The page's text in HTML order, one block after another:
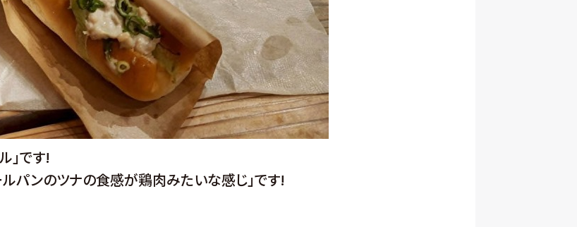
」です!
パンのツナの食感が鶏肉みたいな感じ」です!